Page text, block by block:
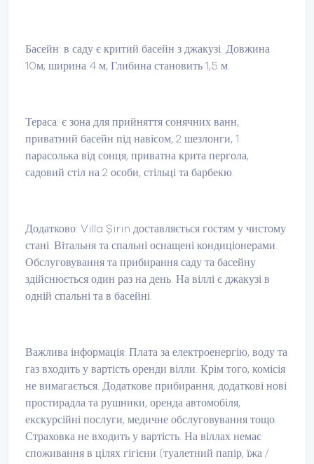
Басейн: в саду є критий басейн з джакузі. Довжина
10м; ширина 4 м; Глибина становить 1,5 м.
Тераса: є зона для прийняття сонячних ванн,
приватний басейн під навісом, 2 шезлонги, 1
парасолька від сонця, приватна крита пергола,
садовий стіл на 2 особи, стільці та барбекю.
Додатково: Villa Şirin доставляється гостям у чистому
стані. Вітальня та спальні оснащені кондиціонерами.
Обслуговування та прибирання саду та басейну
здійснюється один раз на день. На віллі є джакузі в
одній спальні та в басейні.
Важлива інформація: Плата за електроенергію, воду та
газ входить у вартість оренди вілли. Крім того, комісія
не вимагається. Додаткове прибирання, додаткові нові
простирадла та рушники, оренда автомобіля,
екскурсійні послуги, медичне обслуговування тощо.
Страховка не входить у вартість. На віллах немає
споживання в цілях гігієни (туалетний папір, їжа /